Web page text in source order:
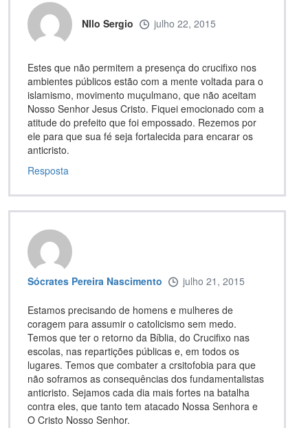
NIlo Sergio julho 22, 2015
Estes que não permitem a presença do crucifixo nos
ambientes públicos estão com a mente voltada para o
islamismo, movimento muçulmano, que não aceitam
Nosso Senhor Jesus Cristo. Fiquei emocionado com a
atitude do prefeito que foi empossado. Rezemos por
ele para que sua fé seja fortalecida para encarar os
anticristo.
Resposta
Sócrates Pereira Nascimento julho 21, 2015
Estamos precisando de homens e mulheres de
coragem para assumir o catolicismo sem medo.
Temos que ter o retorno da Bíblia, do Crucifixo nas
escolas, nas repartições públicas e, em todos os
lugares. Temos que combater a crsitofobia para que
não soframos as consequências dos fundamentalistas
anticristo. Sejamos cada dia mais fortes na batalha
contra eles, que tanto tem atacado Nossa Senhora e
O Cristo Nosso Senhor.